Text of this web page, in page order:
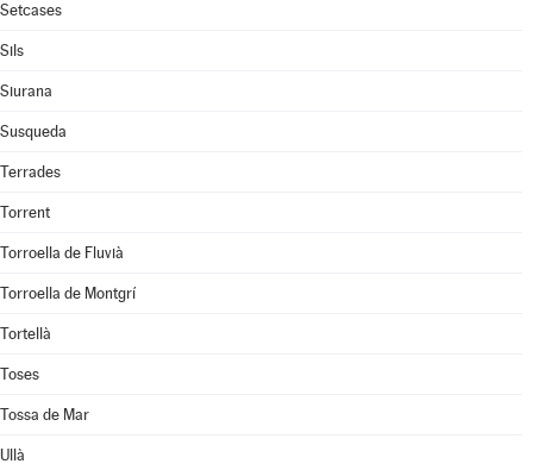
Setcases
Sils
Siurana
Susqueda
Terrades
Torrent
Torroella de Fluvià
Torroella de Montgrí
Tortellà
Toses
Tossa de Mar
Ullà